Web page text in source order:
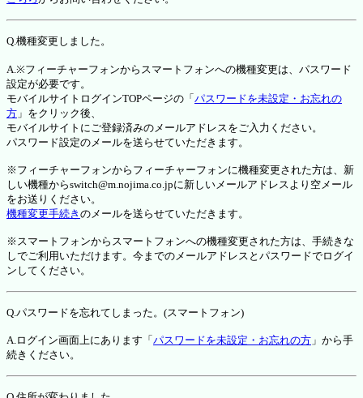
Q.機種変更しました。
A.※フィーチャーフォンからスマートフォンへの機種変更は、パスワード
設定が必要です。
モバイルサイトログインTOPページの「 パスワードを未設定・お忘れの
方 」をクリック後、
モバイルサイトにご登録済みのメールアドレスをご入力ください。
パスワード設定のメールを送らせていただきます。
※フィーチャーフォンからフィーチャーフォンに機種変更された方は、新
しい機種からswitch@m.nojima.co.jpに新しいメールアドレスより空メール
をお送りください。
機種変更手続き のメールを送らせていただきます。
※スマートフォンからスマートフォンへの機種変更された方は、手続きな
しでご利用いただけます。今までのメールアドレスとパスワードでログイ
ンしてください。
Q.パスワードを忘れてしまった。(スマートフォン)
A.ログイン画面上にあります「 パスワードを未設定・お忘れの方 」から手
続きください。